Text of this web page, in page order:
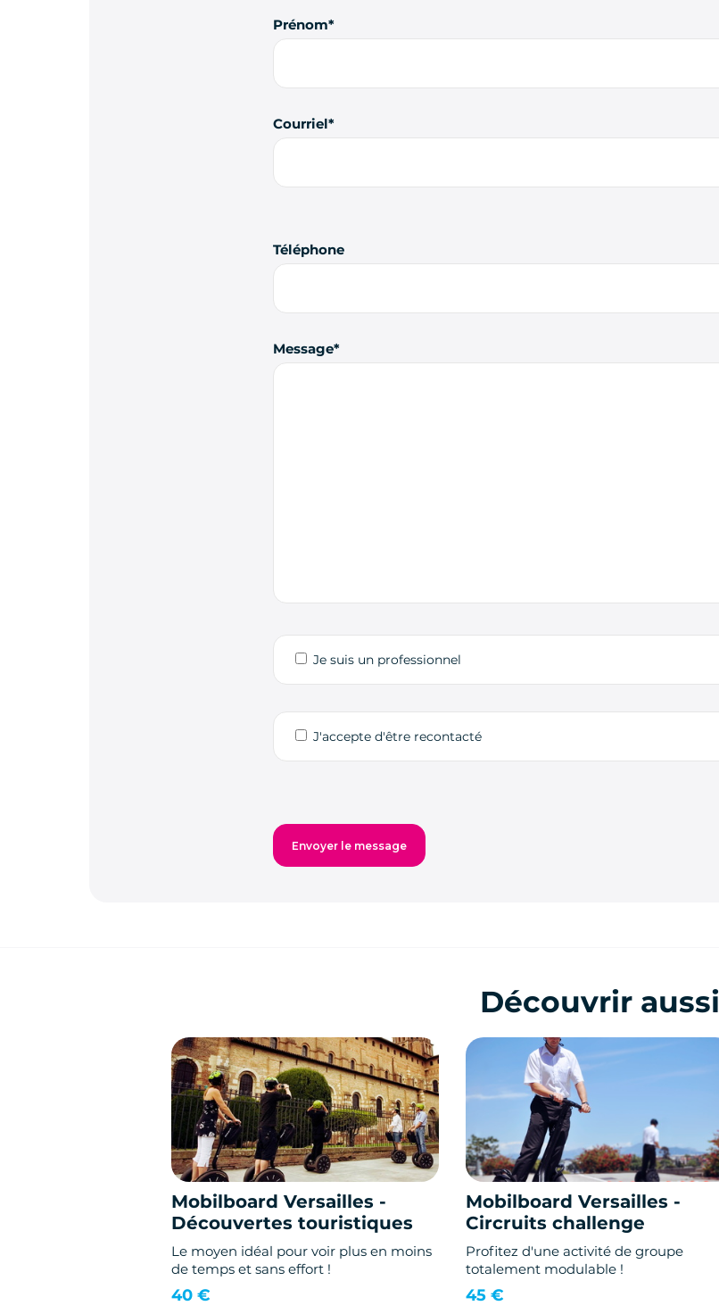
Prénom
Courriel
Téléphone
Message
Je suis un professionnel
J'accepte d'être recontacté
Découvrir aussi
Mobilboard Versailles -
Découvertes touristiques
Le moyen idéal pour voir plus en moins
de temps et sans effort !
40 €
Mobilboard Versailles -
Circruits challenge
Profitez d'une activité de groupe
totalement modulable !
45 €